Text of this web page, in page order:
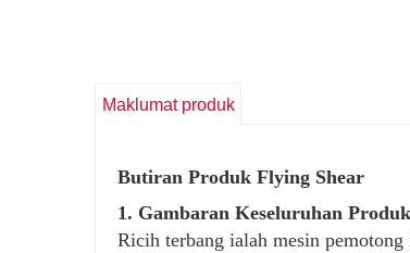
Maklumat produk
Butiran Produk Flying Shear
1. Gambaran Keseluruhan Produk
Ricih terbang ialah mesin